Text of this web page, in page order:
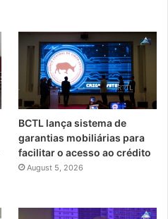
BCTL lança sistema de
garantias mobiliárias para
facilitar o acesso ao crédito
August 5, 2026